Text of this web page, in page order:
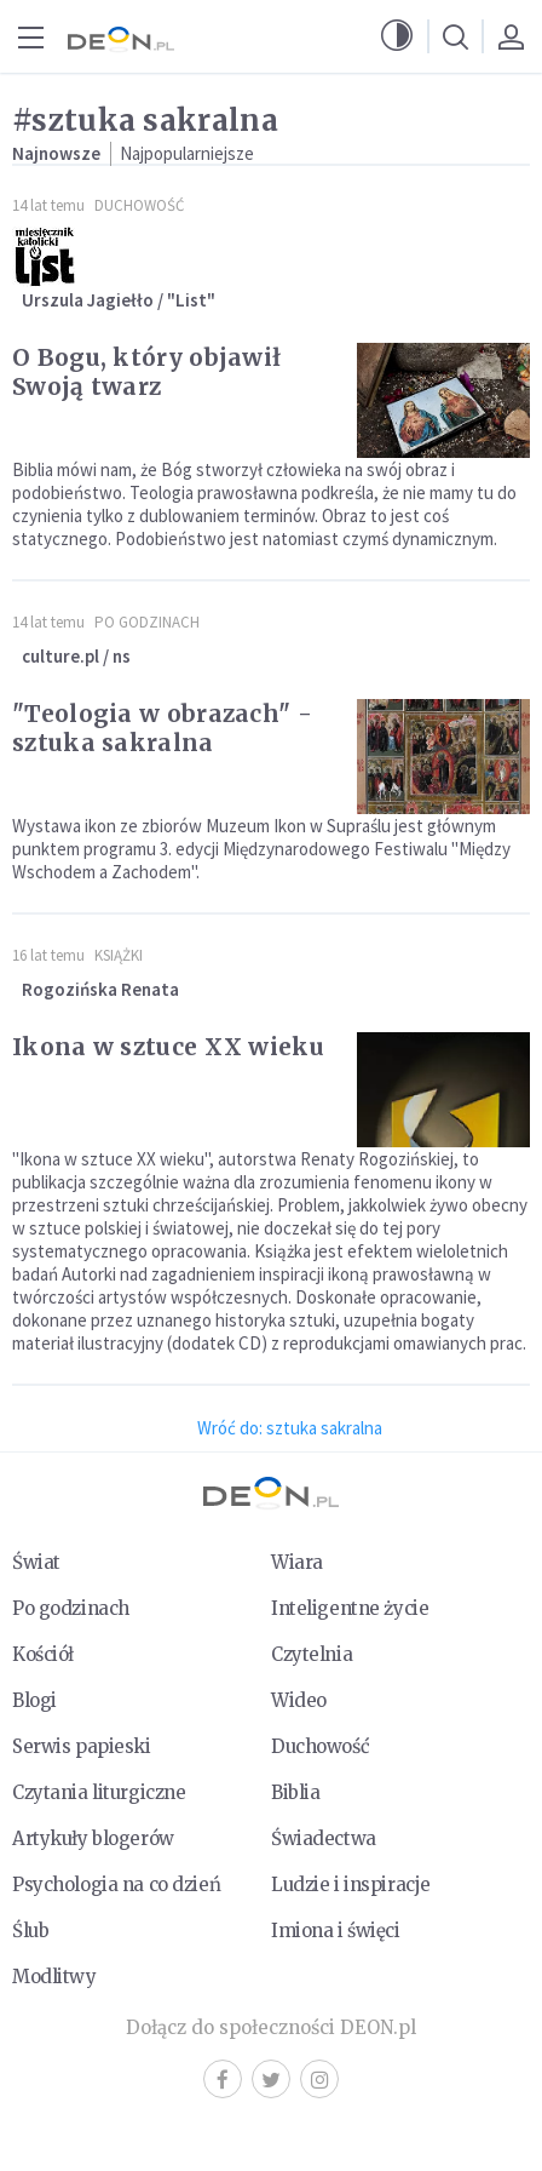
#sztuka sakralna
Najnowsze Najpopularniejsze
14 lat temu DUCHOWOŚĆ
Urszula Jagiełło / "List"
O Bogu, który objawił
Swoją twarz
Biblia mówi nam, że Bóg stworzył człowieka na swój obraz i
podobieństwo. Teologia prawosławna podkreśla, że nie mamy tu do
czynienia tylko z dublowaniem terminów. Obraz to jest coś
statycznego. Podobieństwo jest natomiast czymś dynamicznym.
14 lat temu PO GODZINACH
culture.pl / ns
"Teologia w obrazach" -
sztuka sakralna
Wystawa ikon ze zbiorów Muzeum Ikon w Supraślu jest głównym
punktem programu 3. edycji Międzynarodowego Festiwalu "Między
Wschodem a Zachodem".
16 lat temu KSIĄŻKI
Rogozińska Renata
Ikona w sztuce XX wieku
"Ikona w sztuce XX wieku", autorstwa Renaty Rogozińskiej, to
publikacja szczególnie ważna dla zrozumienia fenomenu ikony w
przestrzeni sztuki chrześcijańskiej. Problem, jakkolwiek żywo obecny
w sztuce polskiej i światowej, nie doczekał się do tej pory
systematycznego opracowania. Książka jest efektem wieloletnich
badań Autorki nad zagadnieniem inspiracji ikoną prawosławną w
twórczości artystów współczesnych. Doskonałe opracowanie,
dokonane przez uznanego historyka sztuki, uzupełnia bogaty
materiał ilustracyjny (dodatek CD) z reprodukcjami omawianych prac.
Wróć do: sztuka sakralna
Świat
Wiara
Po godzinach
Inteligentne życie
Kościół
Czytelnia
Blogi
Wideo
Serwis papieski
Duchowość
Czytania liturgiczne
Biblia
Artykuły blogerów
Świadectwa
Psychologia na co dzień
Ludzie i inspiracje
Ślub
Imiona i święci
Modlitwy
Dołącz do społeczności DEON.pl